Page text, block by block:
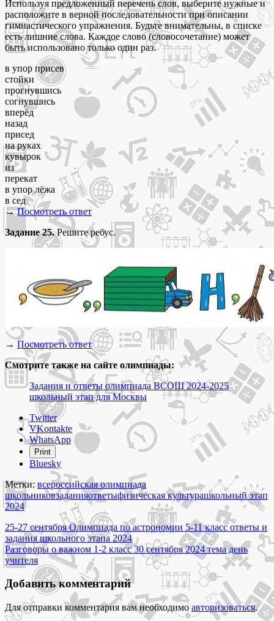
Используя предложенный перечень слов, выберите нужные и
расположите в верной последовательности при описании
гимнастического упражнения. Будьте внимательны, в списке
есть лишние слова. Каждое слово (словосочетание) может
быть использовано только один раз.
в упор присев
стойки
прогнувшись
согнувшись
вперёд
назад
присед
на руках
кувырок
из
перекат
в упор лёжа
в сед
→Посмотреть ответ
Задание 25.Решите ребус.
→ Посмотреть ответ
Смотрите также на сайте олимпиады:
Задания и ответы олимпиада ВСОШ 2024-2025
школьный этап для Москвы
Share
post
"26-
Олимпиада
по
физической
5-
11
класс
ответы
и
задания
школьного
этапа
2024"
Twitter
VKontakte
WhatsApp
Print
Bluesky
Метки: всероссийская олимпиада
школьниковзаданияответыфизическая культурашкольный этап
2024
Навигация
по
записям
25-27 сентября Олимпиада по астрономии 5-11 класс ответы и
задания школьного этапа 2024
Разговоры о важном 1-2 класс 30 сентября 2024 тема день
учителя
Добавить комментарий
Для отправки комментария вам необходимо авторизоваться.